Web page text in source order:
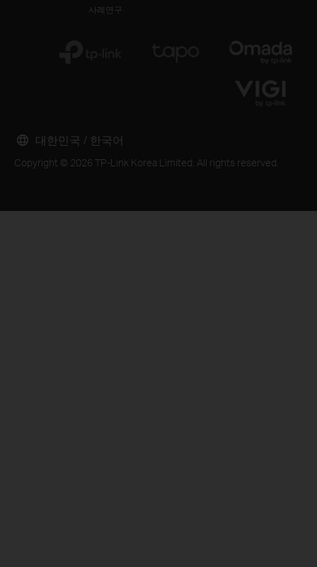
사례연구
Copyright © 2026 TP-Link Korea Limited. All rights reserved.
대한민국 / 한국어